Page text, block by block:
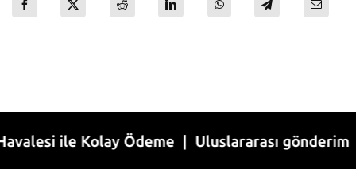
ile Kolay Ödeme | Uluslararası gönderim |